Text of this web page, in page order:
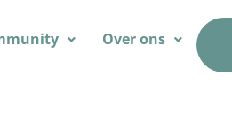
Over ons